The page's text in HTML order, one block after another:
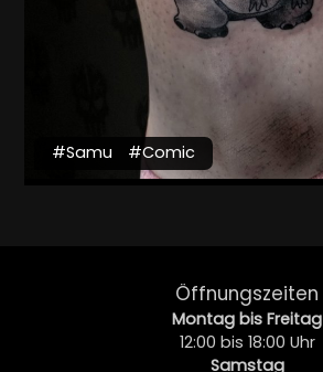
#Samu #Comic
Öffnungszeiten
Montag bis Freitag
12:00 bis 18:00 Uhr
Samstag